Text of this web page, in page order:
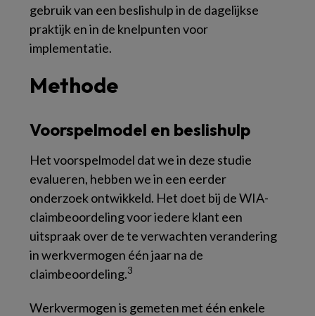
gebruik van een beslishulp in de dagelijkse
praktijk en in de knelpunten voor
implementatie.
Methode
Voorspelmodel en beslishulp
Het voorspelmodel dat we in deze studie
evalueren, hebben we in een eerder
onderzoek ontwikkeld. Het doet bij de WIA-
claimbeoordeling voor iedere klant een
uitspraak over de te verwachten verandering
in werkvermogen één jaar na de
claimbeoordeling.3
Werkvermogen is gemeten met één enkele